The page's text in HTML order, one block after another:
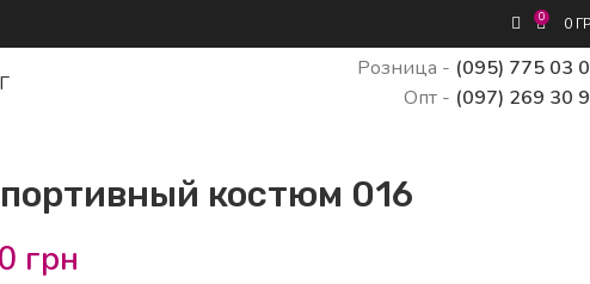
0 0
Розница - (095) 775 03
Опт - (097) 269 30
костюм 016
грн